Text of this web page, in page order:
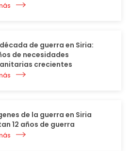
de guerra en Siria:
de necesidades
crecientes
de la guerra en Siria
12 años de guerra